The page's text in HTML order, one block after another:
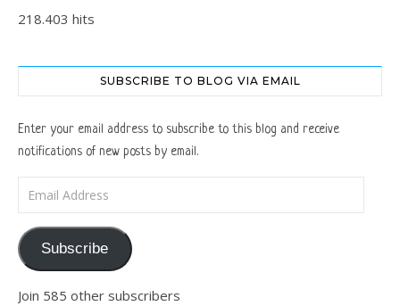
218.403 hits
SUBSCRIBE TO BLOG VIA EMAIL
Enter your email address to subscribe to this blog and receive
notifications of new posts by email.
Subscribe
Join 585 other subscribers